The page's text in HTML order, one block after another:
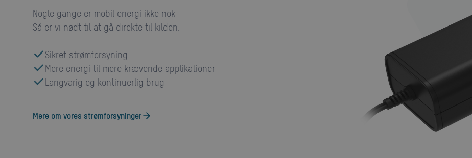
Nogle gange er mobil energi ikke nok
Så er vi nødt til at gå direkte til kilden.
Sikret strømforsyning
Mere energi til mere krævende applikationer
Langvarig og kontinuerlig brug
Mere om vores strømforsyninger